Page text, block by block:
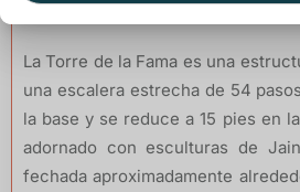
La Torre de la Fama es una
una escalera estrecha de 54
la base y se reduce a 15 pies en
adornado con esculturas de
fechada aproximadamente